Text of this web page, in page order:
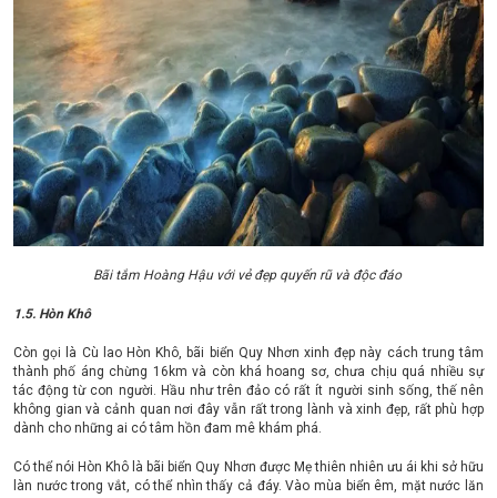
Bãi tắm Hoàng Hậu với vẻ đẹp quyến rũ và độc đáo
1.5. Hòn Khô
Còn gọi là Cù lao Hòn Khô, bãi biển Quy Nhơn xinh đẹp này cách trung tâm
thành phố áng chừng 16km và còn khá hoang sơ, chưa chịu quá nhiều sự
tác động từ con người. Hầu như trên đảo có rất ít người sinh sống, thế nên
không gian và cảnh quan nơi đây vẫn rất trong lành và xinh đẹp, rất phù hợp
dành cho những ai có tâm hồn đam mê khám phá.
Có thể nói Hòn Khô là bãi biển Quy Nhơn được Mẹ thiên nhiên ưu ái khi sở hữu
làn nước trong vắt, có thể nhìn thấy cả đáy. Vào mùa biển êm, mặt nước lăn